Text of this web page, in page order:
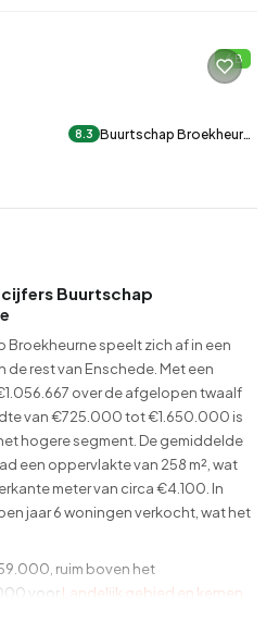
B
8.3 Buurtschap Broekheur…
Buurtschap
Broekheurne speelt zich af in een
rest van Enschede. Met een
over de afgelopen twaalf
van €725.000 tot €1.650.000 is
hogere segment. De gemiddelde
een oppervlakte van 258 m², wat
meter van circa €4.100. In
jaar 6 woningen verkocht, wat het
ruim boven het
voorLandelijk gebied en kernen
gemeentegemiddelde van